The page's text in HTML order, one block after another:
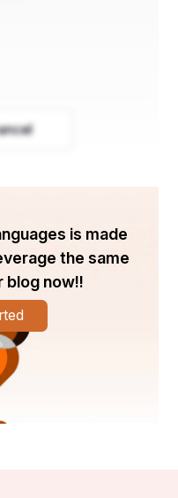
इरादे से काम किया
या कर्तव्य का
गंभीर हैं, जो अपराध की
is made
the same
blog now!!